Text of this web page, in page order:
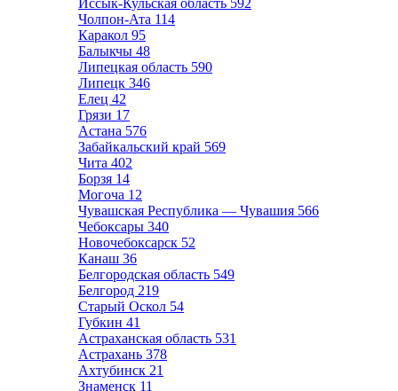
Иссык-Кульская область 592
Чолпон-Ата 114
Каракол 95
Балыкчы 48
Липецкая область 590
Липецк 346
Елец 42
Грязи 17
Астана 576
Забайкальский край 569
Чита 402
Борзя 14
Могоча 12
Чувашская Республика — Чувашия 566
Чебоксары 340
Новочебоксарск 52
Канаш 36
Белгородская область 549
Белгород 219
Старый Оскол 54
Губкин 41
Астраханская область 531
Астрахань 378
Ахтубинск 21
Знаменск 11